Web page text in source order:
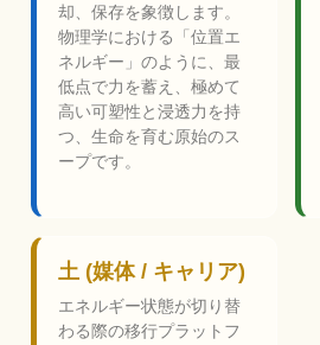
却、保存を象徴します。
物理学における「位置エ
ネルギー」のように、最
低点で力を蓄え、極めて
高い可塑性と浸透力を持
つ、生命を育む原始のス
ープです。
土 (媒体 / キャリア)
エネルギー状態が切り替
わる際の移行プラットフ